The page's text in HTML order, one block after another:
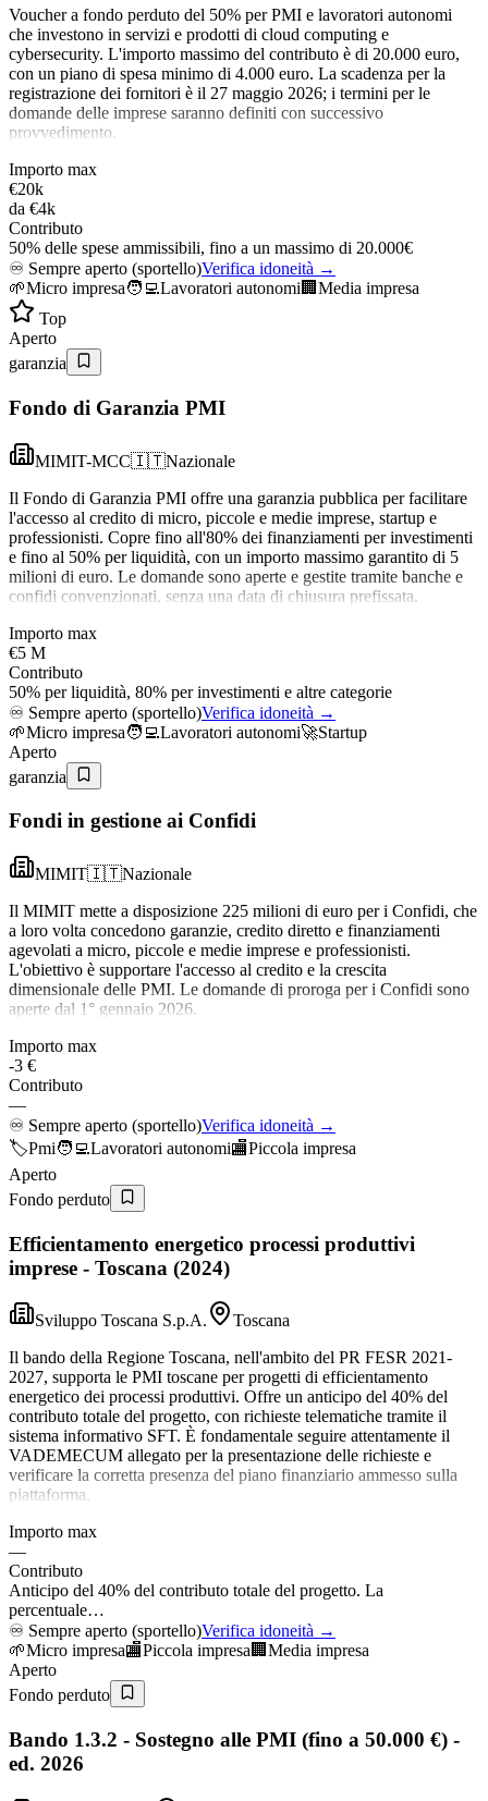
Voucher a fondo perduto del 50% per PMI e lavoratori autonomi
che investono in servizi e prodotti di cloud computing e
cybersecurity. L'importo massimo del contributo è di 20.000 euro,
con un piano di spesa minimo di 4.000 euro. La scadenza per la
registrazione dei fornitori è il 27 maggio 2026; i termini per le
domande delle imprese saranno definiti con successivo
provvedimento.
Importo max
€20k
da €4k
Contributo
50% delle spese ammissibili, fino a un massimo di 20.000€
♾️ Sempre aperto (sportello)Verifica idoneità →
🌱Micro impresa🧑‍💻Lavoratori autonomi 🏢 Media impresa
Top
Aperto
garanzia
Fondo di Garanzia PMI
MIMIT-MCC🇮🇹Nazionale
Il Fondo di Garanzia PMI offre una garanzia pubblica per facilitare
l'accesso al credito di micro, piccole e medie imprese, startup e
professionisti. Copre fino all'80% dei finanziamenti per investimenti
e fino al 50% per liquidità, con un importo massimo garantito di 5
milioni di euro. Le domande sono aperte e gestite tramite banche e
confidi convenzionati, senza una data di chiusura prefissata.
Importo max
€5 M
Contributo
50% per liquidità, 80% per investimenti e altre categorie
♾️ Sempre aperto (sportello)Verifica idoneità →
🌱Micro impresa🧑‍💻Lavoratori autonomi🚀Startup
Aperto
garanzia
Fondi in gestione ai Confidi
MIMIT🇮🇹Nazionale
Il MIMIT mette a disposizione 225 milioni di euro per i Confidi, che
a loro volta concedono garanzie, credito diretto e finanziamenti
agevolati a micro, piccole e medie imprese e professionisti.
L'obiettivo è supportare l'accesso al credito e la crescita
dimensionale delle PMI. Le domande di proroga per i Confidi sono
aperte dal 1° gennaio 2026.
Importo max
-3 €
Contributo
—
♾️ Sempre aperto (sportello)Verifica idoneità →
🏷️Pmi🧑‍💻Lavoratori autonomi🏬Piccola impresa
Aperto
Fondo perduto
Efficientamento energetico processi produttivi
imprese - Toscana (2024)
Sviluppo Toscana S.p.A.
Toscana
Il bando della Regione Toscana, nell'ambito del PR FESR 2021-
2027, supporta le PMI toscane per progetti di efficientamento
energetico dei processi produttivi. Offre un anticipo del 40% del
contributo totale del progetto, con richieste telematiche tramite il
sistema informativo SFT. È fondamentale seguire attentamente il
VADEMECUM allegato per la presentazione delle richieste e
verificare la corretta presenza del piano finanziario ammesso sulla
piattaforma.
Importo max
—
Contributo
Anticipo del 40% del contributo totale del progetto. La
percentuale…
♾️ Sempre aperto (sportello)Verifica idoneità →
🌱Micro impresa🏬Piccola impresa 🏢 Media impresa
Aperto
Fondo perduto
Bando 1.3.2 - Sostegno alle PMI (fino a 50.000 €) -
ed. 2026